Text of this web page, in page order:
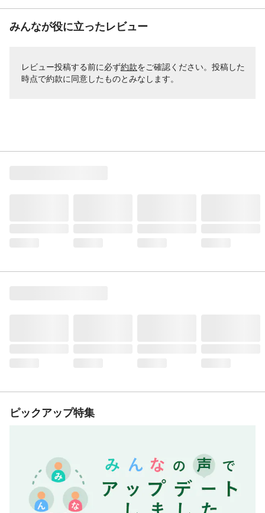
みんなが役に立ったレビュー
レビュー投稿する前に必ず約款をご確認ください。投稿した
時点で約款に同意したものとみなします。
ピックアップ特集